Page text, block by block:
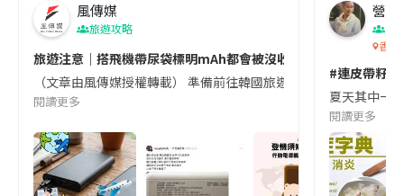
風傳媒
旅遊攻略
旅遊注意｜搭飛機帶尿袋標明mAh都會被沒收😱出發前切記檢查
（文章由風傳媒授權轉載） 準備前往韓國旅遊的民眾，近期要
閱讀更多
營養
香港
#連皮帶籽
夏天其中一
閱讀更多